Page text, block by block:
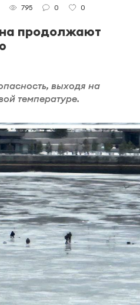
795
0 0
продолжают
выходя на
температуре.